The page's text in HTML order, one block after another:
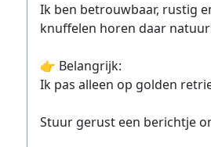
Ik ben betrouwbaar, rustig
knuffelen horen daar
👉 Belangrijk:
Ik pas alleen op golden
Stuur gerust een berichtje